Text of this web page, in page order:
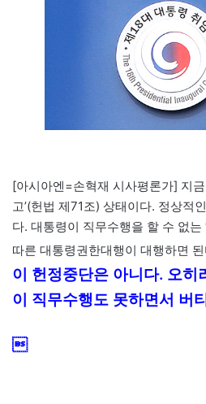
[아시아엔=손혁재 시사평론가] 지
고’(헌법 제71조) 상태이다. 정상적
다. 대통령이 직무수행을 할 수 없는
따른 대통령권한대행이 대행하면
이 헌정중단은 아니다. 오히
이 직무수행도 못하면서 버
